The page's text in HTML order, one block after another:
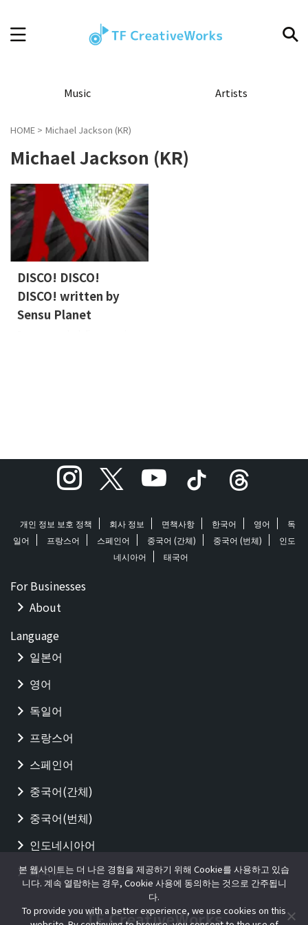
Music Artists
HOME > Michael Jackson (KR)
Michael Jackson (KR)
DISCO! DISCO!
DISCO! written by
Sensu Planet
다. Sunny - Boney M 이번에 발
표한 'Shining Steps'의 ...
개인 정보 보호 정책 회사 정보 면책사항 한국어 영어
독
일어
프랑스어 스페인어 중국어 (간체) 중국어 (번체)
인도
네시아어
태국어
For Businesses
About
Language
일본어
영어
독일어
프랑스어
스페인어
중국어(간체)
중국어(번체)
인도네시아어
태국어
본 웹사이트는 더 나은 경험을 제공하기 위해 Cookie를 사용하고 있습
니다. 계속 열람하는 경우, Cookie 사용에 동의하는 것으로 간주됩니
다.
To provide you with a better experience, we use cookies on this